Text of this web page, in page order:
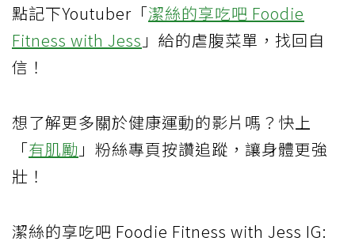
點記下Youtuber「潔絲的享吃吧 Foodie
Fitness with Jess 」給的虐腹菜單，找回自
信！
想了解更多關於健康運動的影片嗎？快上
「有肌勵 」粉絲專頁按讚追蹤，讓身體更強
壯！
潔絲的享吃吧 Foodie Fitness with Jess IG: